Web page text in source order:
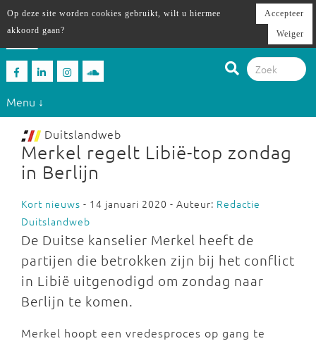
Menu ↓
Duitslandweb
Merkel regelt Libië-top zondag
in Berlijn
Kort nieuws - 14 januari 2020 - Auteur: Redactie
Duitslandweb
De Duitse kanselier Merkel heeft de
partijen die betrokken zijn bij het conflict
in Libië uitgenodigd om zondag naar
Berlijn te komen.
Merkel hoopt een vredesproces op gang te
Op deze site worden cookies gebruikt, wilt u hiermee
akkoord gaan?
Accepteer
Weiger